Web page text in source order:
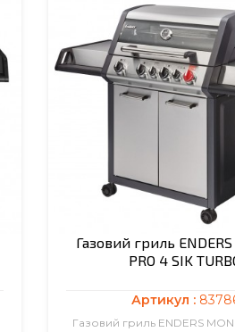
Газовий гриль ENDERS
PRO 4 SIK
Артикул :
Газовий гриль ENDERS